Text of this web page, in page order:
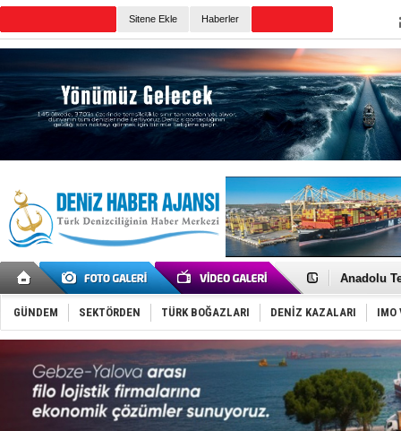
Sitene Ekle Haberler
İnsansız
Anadolu
Derince,
Tüpraş,
İTU AUV,
LNG
PROYAD,
Türkiye-
Türk
Deniz
DÖDER,
GÜNDEM SEKTÖRDEN TÜRK BOĞAZLARI DENİZ KAZALARI IMO